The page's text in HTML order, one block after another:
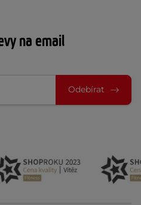
na email
Odebírat